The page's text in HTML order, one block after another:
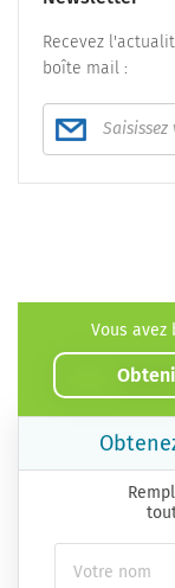
Recevez
boîte mail :
Vous avez